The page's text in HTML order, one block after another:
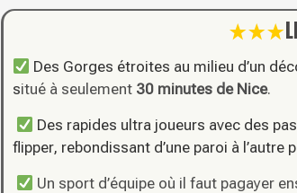
Des Gorges étroites au milieu d’un
situé à seulement 30 minutes de Nice.
Des rapides ultra joueurs avec des
flipper, rebondissant d’une paroi à l’autre
Un sport d’équipe où il faut pagayer